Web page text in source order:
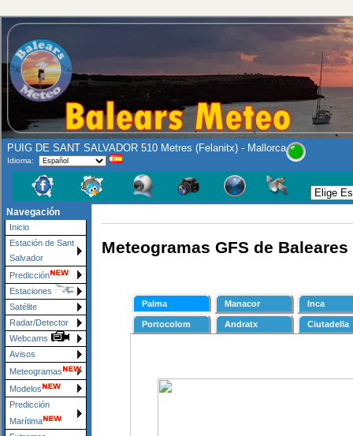
PUIG DE SANT SALVADOR 510 Metres (Felanitx) - Mallorca
Idioma:
Navegación
Inicio
Estación de Sant
Salvador
Predicción
Estaciones
Satélite
Radar/Detector
Webcams
Avisos
Meteogramas
Modelos
Predicción
Marítima
Meteogramas GFS de Baleares